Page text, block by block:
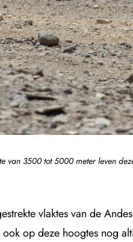
van 3500 tot 5000 meter leven
vlaktes van de
ook op deze hoogtes nog